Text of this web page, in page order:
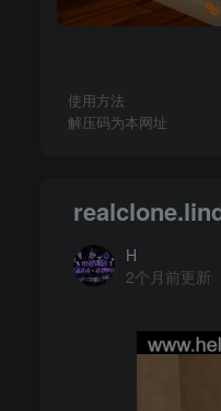
使用方法
解压码为本网址
H
2个月前更新